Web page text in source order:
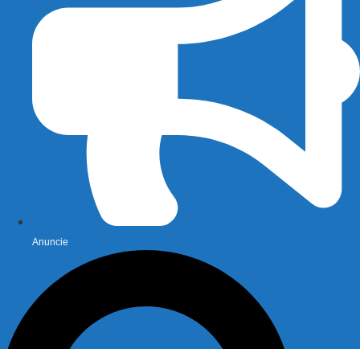
Anuncie